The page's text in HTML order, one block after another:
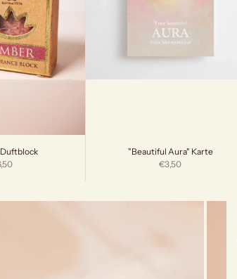
"Beautiful Aura" Karte
Angebot
€3,50